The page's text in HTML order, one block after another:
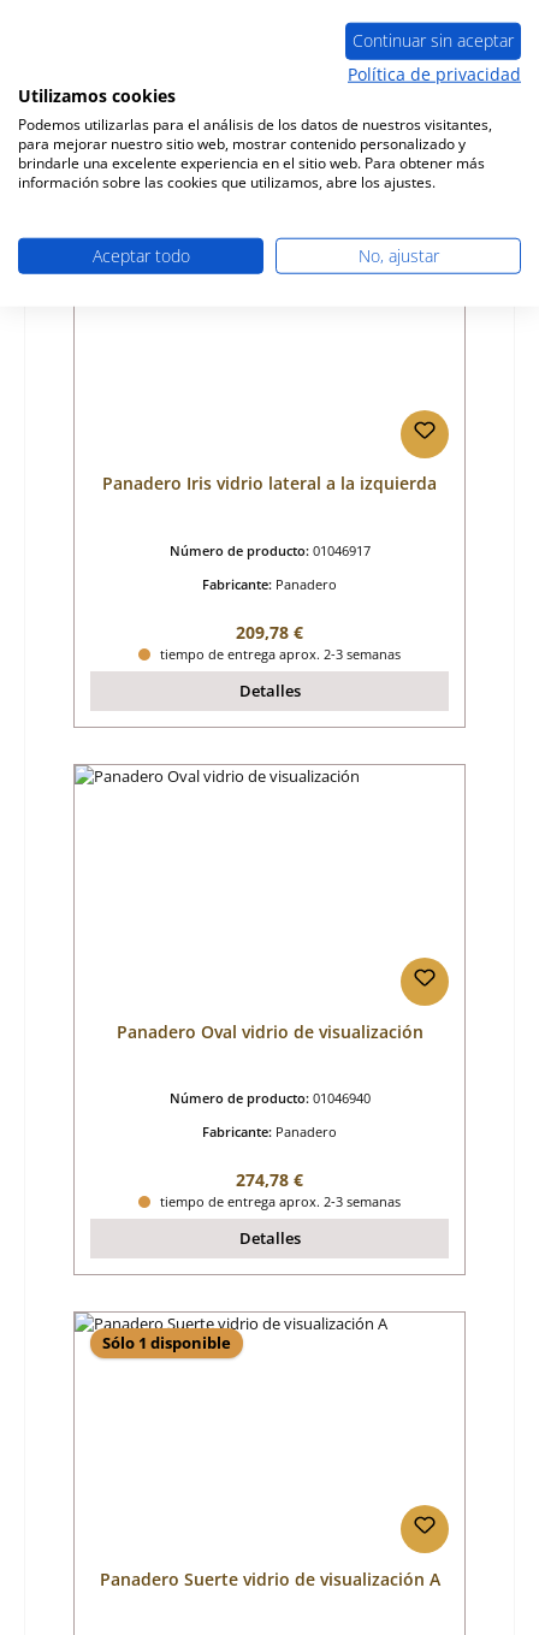
Precio normal:
Disponible, plazo de entrega: 4-6 días
Detalles
Panadero Iris vidrio lateral a la izquierda
Número de producto: 01046917
Fabricante: Panadero
Precio normal:
209,78 €
tiempo de entrega aprox. 2-3 semanas
Detalles
Panadero Oval vidrio de visualización
Número de producto: 01046940
Fabricante: Panadero
Precio normal:
274,78 €
tiempo de entrega aprox. 2-3 semanas
Detalles
Sólo 1 disponible
Panadero Suerte vidrio de visualización A
Continuar sin aceptar
Política de privacidad
Utilizamos cookies
Podemos utilizarlas para el análisis de los datos de nuestros visitantes,
para mejorar nuestro sitio web, mostrar contenido personalizado y
brindarle una excelente experiencia en el sitio web. Para obtener más
información sobre las cookies que utilizamos, abre los ajustes.
Aceptar todo No, ajustar